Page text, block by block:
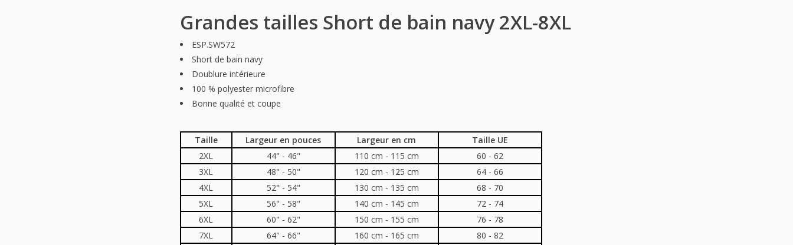
Grandes tailles Short de bain navy 2XL-8XL
ESP.SW572
Short de bain navy
Doublure intérieure
100 % polyester microfibre
Bonne qualité et coupe
Taille Largeur en pouces Largeur en cm
Taille UE
2XL
44" - 46" 110 cm - 115 cm
60 - 62
3XL
48" - 50" 120 cm - 125 cm
64 - 66
4XL
52" - 54" 130 cm - 135 cm
68 - 70
5XL
56" - 58" 140 cm - 145 cm
72 - 74
6XL
60" - 62" 150 cm - 155 cm
76 - 78
7XL
64" - 66" 160 cm - 165 cm
80 - 82